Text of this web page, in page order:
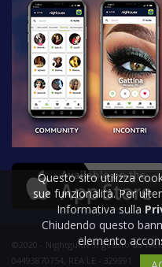
©2020 - Nightguide.it gestito da
04493870754, REA LE - 329991
Questo sito utilizza
sue funzionalità. Per
Informativa sulla
Chiudendo questo
elemento